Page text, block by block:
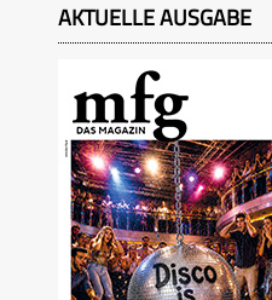
AKTUELLE AUSGABE